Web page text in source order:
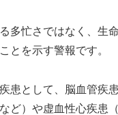
多忙さではなく、生
とを示す警報です。
患として、脳血管疾
ど）や虚血性心疾患